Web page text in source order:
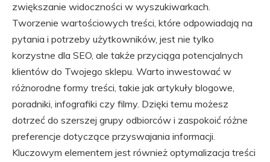
zwiększanie widoczności w wyszukiwarkach.
Tworzenie wartościowych treści, które odpowiadają na
pytania i potrzeby użytkowników, jest nie tylko
korzystne dla SEO, ale także przyciąga potencjalnych
klientów do Twojego sklepu. Warto inwestować w
różnorodne formy treści, takie jak artykuły blogowe,
poradniki, infografiki czy filmy. Dzięki temu możesz
dotrzeć do szerszej grupy odbiorców i zaspokoić różne
preferencje dotyczące przyswajania informacji.
Kluczowym elementem jest również optymalizacja treści